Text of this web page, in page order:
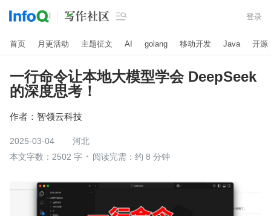
 登录
首页 月更活动 主题征文 AI golang 移动开发 Java 开源
一行命令让本地大模型学会 DeepSeek
的深度思考！
作者： 智领云科技
2025-03-04
河北
本文字数：2502 字
阅读完需：约 8 分钟